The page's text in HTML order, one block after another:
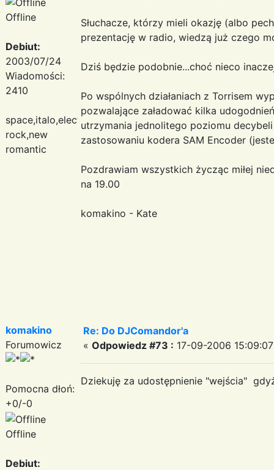
Offline
Debiut:
2003/07/24
Wiadomości:
2410
space,italo,electronic
rock,new
romantic
Słuchacze, którzy mieli okazję (albo
prezentację w radio, wiedzą już czego
Dziś będzie podobnie...choć nieco
Po wspólnych działaniach z Torrisem
pozwalające załadować kilka
utrzymania jednolitego poziomu
zastosowaniu kodera SAM Encoder
Pozdrawiam wszystkich życząc miłej
na 19.00
komakino - Kate
komakino
Forumowicz
Pomocna dłoń:
+0/-0
Offline
Debiut:
Re: Do DJComandor'a
« Odpowiedz #73 : 17-09-2006
Dziekuję za udostępnienie "wejścia"